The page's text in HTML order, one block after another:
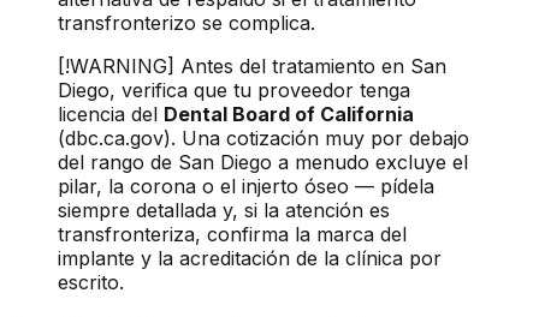
transfronterizo se complica.
[!WARNING] Antes del tratamiento en San
Diego, verifica que tu proveedor tenga
licencia del Dental Board of California
(dbc.ca.gov). Una cotización muy por debajo
del rango de San Diego a menudo excluye el
pilar, la corona o el injerto óseo — pídela
siempre detallada y, si la atención es
transfronteriza, confirma la marca del
implante y la acreditación de la clínica por
escrito.